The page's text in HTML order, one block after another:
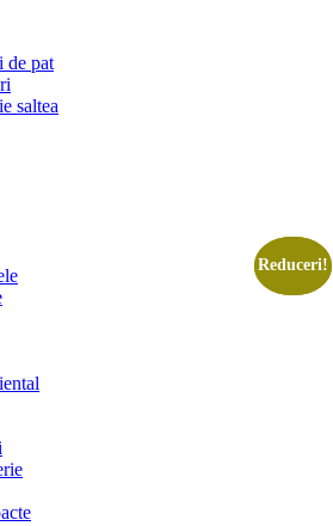
de pat
saltea
Reduceri!
Reduceri!